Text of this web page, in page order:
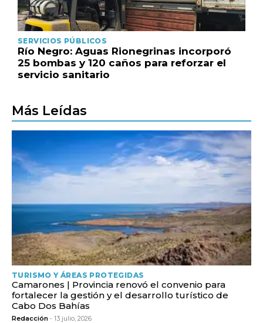
SERVICIOS PÚBLICOS
Río Negro: Aguas Rionegrinas incorporó
25 bombas y 120 caños para reforzar el
servicio sanitario
Más Leídas
TURISMO Y ÁREAS PROTEGIDAS
Camarones | Provincia renovó el convenio para
fortalecer la gestión y el desarrollo turístico de
Cabo Dos Bahías
Redacción - 13 julio, 2026